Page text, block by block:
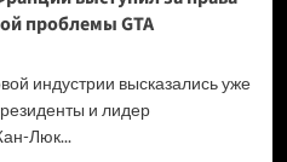
проблемы GTA
индустрии высказались уже
и лидер
Люк...